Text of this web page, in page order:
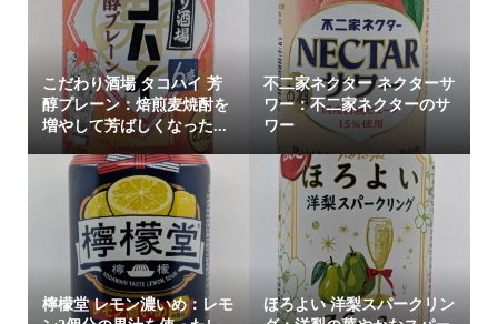
こだわり酒場 タコハイ 芳
醇プレーン：焙煎麦焼酎を
増やして芳ばしくなった...
不二家ネクター ネクターサ
ワー：不二家ネクターのサ
ワー
檸檬堂 レモン濃いめ：レモ
ほろよい 洋梨スパークリン